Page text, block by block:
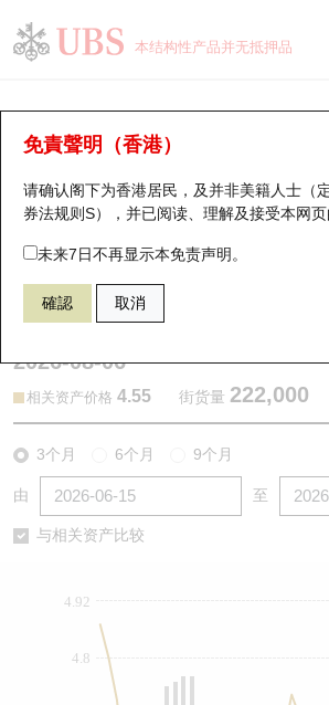
本结构性产品并无抵押品
免責聲明（香港）
请确认阁下为香港居民，及并非美籍人士（
券法规则S），并已阅读、理解及接受本网页
未来7日不再显示本免责声明。
確認 取消
认股证分析仪
表现 街货统计 比较
13728 瑞银认购 0728 中国电
2026-08-06
相关资产价格 4.55 街货量 222,000
3个月 6个月 9个月
由 至
与相关资产比较
4.8
4.92
瑞银认股证一览
新发行瑞银认股证
即将到期认股证
认股证到期结算价查找
认股证分析仪
认股证/牛熊证日志
认股证文件及公告 (瑞信)
街货统计
比较
牛熊全景快搜
牛熊证搜寻
牛熊证街货分布图
正股牛熊证列表
新发行瑞银牛熊证
牛熊证到期结算价查找
牛熊证速算机
牛熊证文件及公告
街货统计
比较
十大升幅/跌幅
十大认股证成交分布
十天股证占大市成交
资金流
街货统计
正股分析仪
二十大活跃股份
恒指成份股
国指成份股
科指成份股
中资ETFs溢价比较
即市板块表现
持股比重
显示所有持股比重
每月轮证大市专题
轮证专栏
讲座及教育短片
认股证投资者教育
牛熊证投资者教育